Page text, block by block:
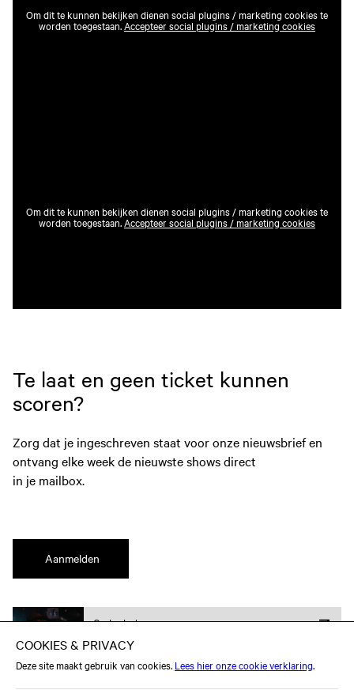
Om dit te kunnen bekijken dienen social plugins / marketing cookies te
worden toegestaan. Accepteer social plugins / marketing cookies
Om dit te kunnen bekijken dienen social plugins / marketing cookies te
worden toegestaan.Accepteer social plugins / marketing cookies
Te laat en geen ticket kunnen
scoren?
Zorg dat je ingeschreven staat voor onze nieuwsbrief en
ontvang elke week de nieuwste shows direct
in je mailbox.
Aanmelden
Onderdeel van
ROOTS